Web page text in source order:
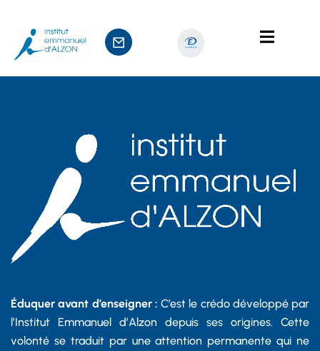
Éduquer avant d’enseigner : C’est le crédo développé par
l’Institut Emmanuel d’Alzon depuis ses origines. Cette
volonté se traduit par une attention permanente qui ne